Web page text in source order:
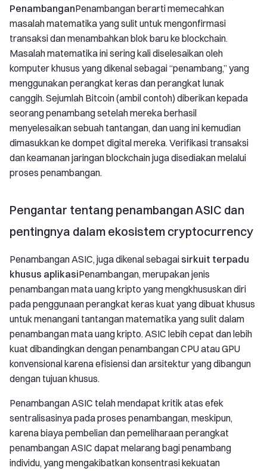
PenambanganPenambangan berarti memecahkan
masalah matematika yang sulit untuk mengonfirmasi
transaksi dan menambahkan blok baru ke blockchain.
Masalah matematika ini sering kali diselesaikan oleh
komputer khusus yang dikenal sebagai “penambang,” yang
menggunakan perangkat keras dan perangkat lunak
canggih. Sejumlah Bitcoin (ambil contoh) diberikan kepada
seorang penambang setelah mereka berhasil
menyelesaikan sebuah tantangan, dan uang ini kemudian
dimasukkan ke dompet digital mereka. Verifikasi transaksi
dan keamanan jaringan blockchain juga disediakan melalui
proses penambangan.
Pengantar tentang penambangan ASIC dan
pentingnya dalam ekosistem cryptocurrency
Penambangan ASIC, juga dikenal sebagai sirkuit terpadu
khusus aplikasiPenambangan, merupakan jenis
penambangan mata uang kripto yang mengkhususkan diri
pada penggunaan perangkat keras kuat yang dibuat khusus
untuk menangani tantangan matematika yang sulit dalam
penambangan mata uang kripto. ASIC lebih cepat dan lebih
kuat dibandingkan dengan penambangan CPU atau GPU
konvensional karena efisiensi dan arsitektur yang dibangun
dengan tujuan khusus.
Penambangan ASIC telah mendapat kritik atas efek
sentralisasinya pada proses penambangan, meskipun,
karena biaya pembelian dan pemeliharaan perangkat
penambangan ASIC dapat melarang bagi penambang
individu, yang mengakibatkan konsentrasi kekuatan